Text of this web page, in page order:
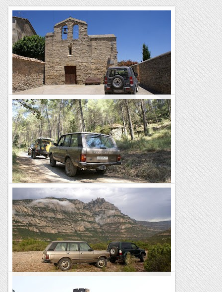
Pel Bages la Segarra i l'Anoia
Iniciem la sortida a Santpedor i després d'esmorzar, direcció
a Joncadella i la C-55 on tot seguit ens desviem cap a Can
Canals.Com la ruta passa a prop ens desviem a fer una...
Les Rutes d'en Toti
Pel Bages sud
Aquest cop hem fet una barreja de rutes fetes fa una bona
colla d'anys per la zona del Bages.Després d'esmorzar iniciem
la sortida a Monistrol de Montserrat direcció a Manresa...
Les Rutes d'en Toti
Pel Baix Llobregat, el Bages i l'Anoia